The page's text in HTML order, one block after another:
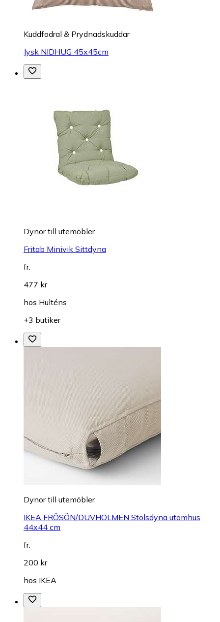
Kuddfodral & Prydnadskuddar
Jysk NIDHUG 45x45cm
Dynor till utemöbler
Fritab Minivik Sittdyna
fr.
477 kr
hos Hulténs
+3 butiker
Dynor till utemöbler
IKEA FRÖSÖN/DUVHOLMEN Stolsdyna utomhus
44x44 cm
fr.
200 kr
hos IKEA